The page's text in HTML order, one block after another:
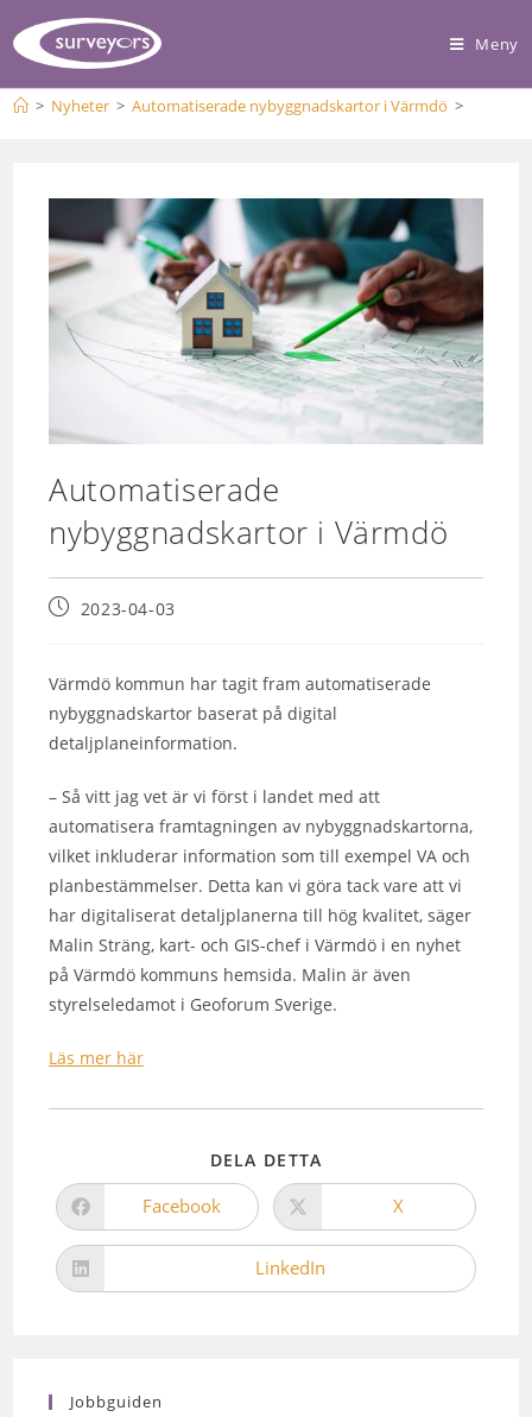
Meny
> Nyheter > Automatiserade nybyggnadskartor i Värmdö >
Automatiserade
nybyggnadskartor i Värmdö
2023-04-03
Värmdö kommun har tagit fram automatiserade
nybyggnadskartor baserat på digital
detaljplaneinformation.
– Så vitt jag vet är vi först i landet med att
automatisera framtagningen av nybyggnadskartorna,
vilket inkluderar information som till exempel VA och
planbestämmelser. Detta kan vi göra tack vare att vi
har digitaliserat detaljplanerna till hög kvalitet, säger
Malin Sträng, kart- och GIS-chef i Värmdö i en nyhet
på Värmdö kommuns hemsida. Malin är även
styrelseledamot i Geoforum Sverige.
Läs mer här
DELA DETTA
Facebook X
LinkedIn
Jobbguiden